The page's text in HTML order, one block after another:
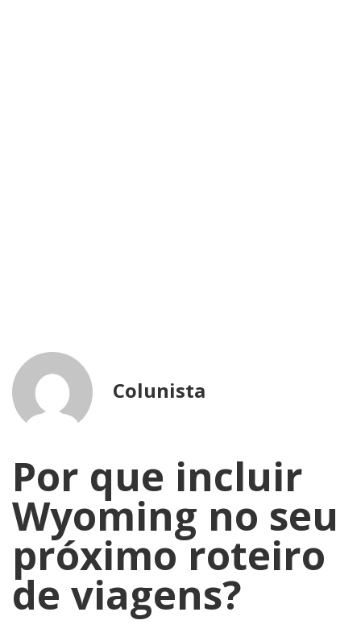
Colunista
Por que incluir
Wyoming no seu
próximo roteiro
de viagens?